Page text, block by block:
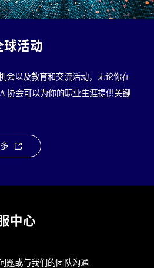
活动
会以及教育和交流活动，无论你在
协会可以为你的职业生涯提供关键
中心
题或与我们的团队沟通